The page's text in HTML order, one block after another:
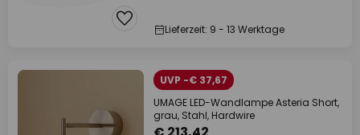
Lieferzeit: 9 - 13 Werktage
UVP -€ 37,67
UMAGE LED-Wandlampe Asteria Short,
grau, Stahl, Hardwire